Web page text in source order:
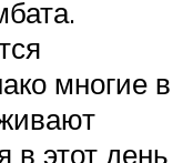
многие в
этот день